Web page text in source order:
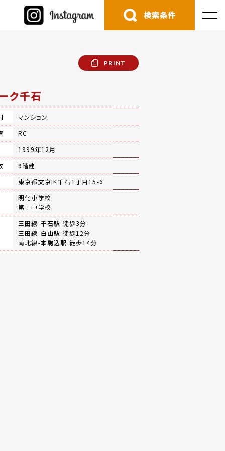
検索条件
PRINT
ク千石
マンション
RC
1999年12月
9階建
東京都文京区千石1丁目15-6
明化小学校
第十中学校
三田線-千石駅 徒歩3分
三田線-白山駅 徒歩12分
南北線-本駒込駅 徒歩14分